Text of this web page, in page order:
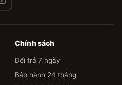
Chính sách
Đổi trả 7 ngày
Bảo hành 24 tháng